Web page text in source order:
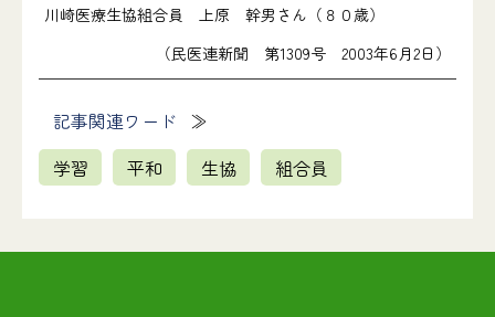
川崎医療生協組合員 上原 幹男さん（８０歳）
（民医連新聞 第1309号 2003年6月2日）
記事関連ワード
学習
平和 生協 組合員